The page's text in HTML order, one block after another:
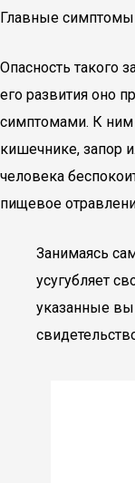
Главные
Опасность такого
его развития оно
симптомами. К ним
кишечнике, запор
человека
пищевое
Занимаясь
усугубляет
указанные